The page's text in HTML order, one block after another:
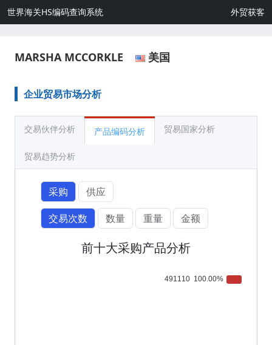
世界海关HS编码查询系统 外贸获客
MARSHA MCCORKLE 美国
企业贸易市场分析
交易伙伴分析 产品编码分析 贸易国家分析
贸易趋势分析
采购
供应
交易次数
数量 重量 金额
前十大采购产品分析